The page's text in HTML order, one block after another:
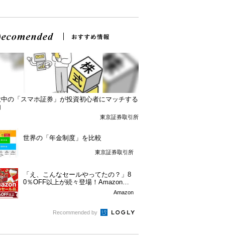
の「スマホ証券」が投資初心者にマッチする
東京証券取引所
世界の「年金制度」を比較
東京証券取引所
「え、こんなセールやってたの？」8
0％OFF以上が続々登場！Amazonの
Amazon
Recommended by